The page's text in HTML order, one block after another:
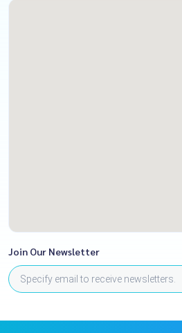
Join Our Newsletter